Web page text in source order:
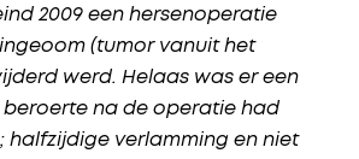
2009 een hersenoperatie
(tumor vanuit het
werd. Helaas was er een
na de operatie had
halfzijdige verlamming en niet